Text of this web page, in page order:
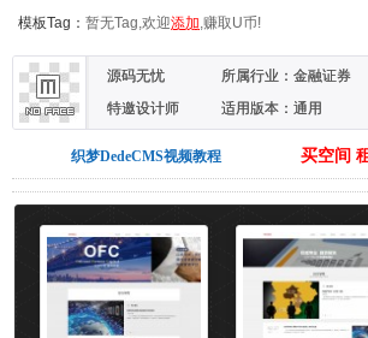
模板Tag： 暂无Tag,欢迎添加,赚取U币!
源码无忧
特邀设计师
所属行业： 金融证券
适用版本：通用
织梦DedeCMS视频教程 买空间